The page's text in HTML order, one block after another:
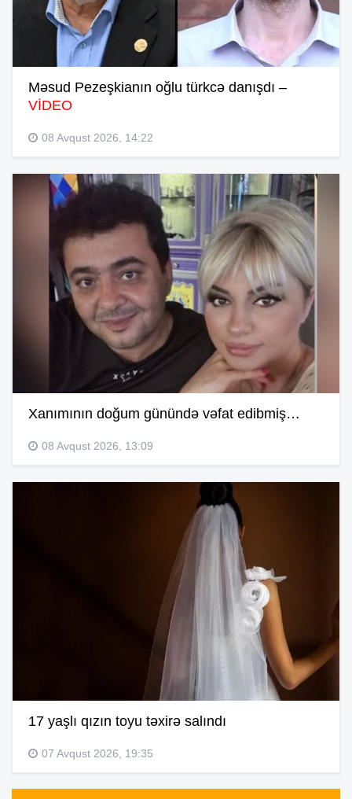
Məsud Pezeşkianın oğlu türkcə danışdı –
VİDEO
08 Avqust 2026, 14:22
Xanımının doğum günündə vəfat edibmiş…
08 Avqust 2026, 13:09
17 yaşlı qızın toyu təxirə salındı
07 Avqust 2026, 19:35